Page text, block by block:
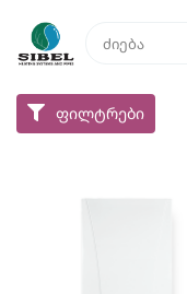
ფილტრები